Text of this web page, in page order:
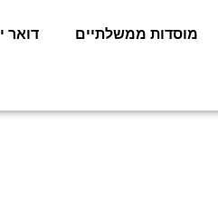
מוסדות ממשלתיים דואר